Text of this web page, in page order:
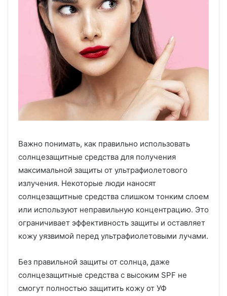
Важно понимать, как правильно использовать
солнцезащитные средства для получения
максимальной защиты от ультрафиолетового
излучения. Некоторые люди наносят
солнцезащитные средства слишком тонким слоем
или используют неправильную концентрацию. Это
ограничивает эффективность защиты и оставляет
кожу уязвимой перед ультрафиолетовыми лучами.
Без правильной защиты от солнца, даже
солнцезащитные средства с высоким SPF не
смогут полностью защитить кожу от УФ